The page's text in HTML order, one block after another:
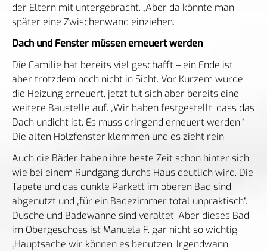
der Eltern mit untergebracht. „Aber da könnte man
später eine Zwischenwand einziehen.
Dach und Fenster müssen erneuert werden
Die Familie hat bereits viel geschafft – ein Ende ist
aber trotzdem noch nicht in Sicht. Vor Kurzem wurde
die Heizung erneuert, jetzt tut sich aber bereits eine
weitere Baustelle auf. „Wir haben festgestellt, dass das
Dach undicht ist. Es muss dringend erneuert werden.“
Die alten Holzfenster klemmen und es zieht rein.
Auch die Bäder haben ihre beste Zeit schon hinter sich,
wie bei einem Rundgang durchs Haus deutlich wird. Die
Tapete und das dunkle Parkett im oberen Bad sind
abgenutzt und „für ein Badezimmer total unpraktisch“.
Dusche und Badewanne sind veraltet. Aber dieses Bad
im Obergeschoss ist Manuela F. gar nicht so wichtig.
„Hauptsache wir können es benutzen. Irgendwann